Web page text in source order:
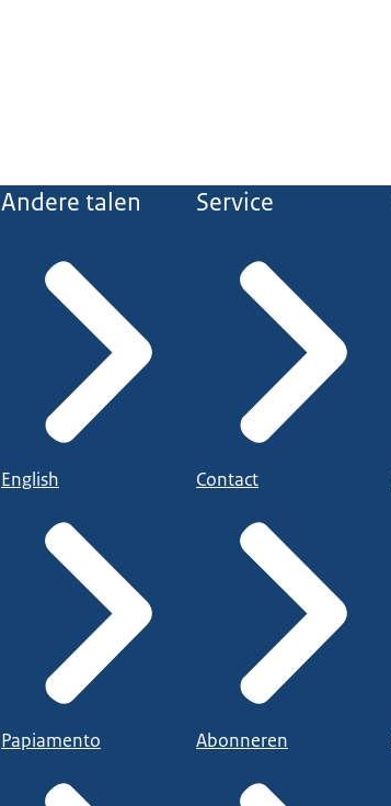
Andere talen
English
Papiamento
Service
Contact
Abonneren